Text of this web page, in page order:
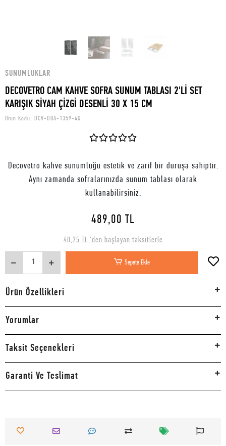
SUNUMLUKLAR
DECOVETRO CAM KAHVE SOFRA SUNUM TABLASI 2'Lİ SET
KARIŞIK SİYAH ÇİZGİ DESENLİ 30 X 15 CM
Ürün Kodu: DCV-DBA-1359-4Q
Decovetro kahve sunumluğu estetik ve zarif bir duruşa sahiptir.
Aynı zamanda sofralarınızda sunum tablası olarak
kullanabilirsiniz.
489,00 TL
40,75 TL 'den başlayan taksitlerle
Sepete Ekle
Ürün Özellikleri
Yorumlar
Taksit Seçenekleri
Garanti Ve Teslimat